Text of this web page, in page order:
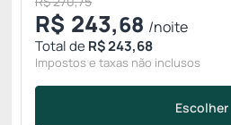
R$ 243,68 /noite
Total deR$ 243,68
Impostos e taxas não inclusos
Escolher